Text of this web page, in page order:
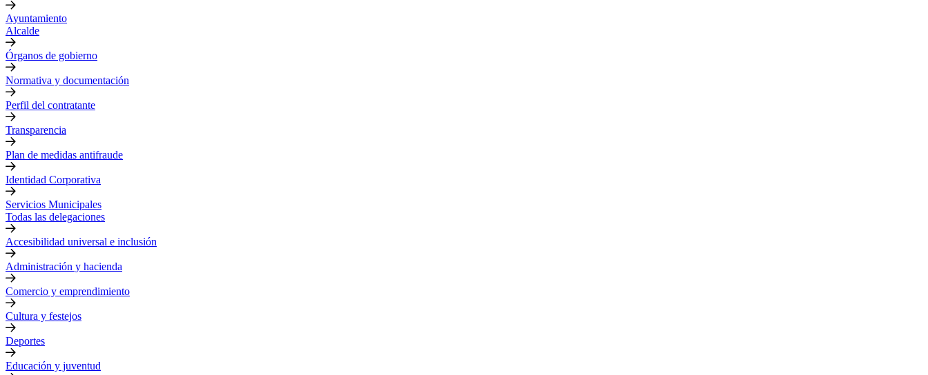
Ayuntamiento
Alcalde
Órganos de gobierno
Normativa y documentación
Perfil del contratante
Transparencia
Plan de medidas antifraude
Identidad Corporativa
Servicios Municipales
Todas las delegaciones
Accesibilidad universal e inclusión
Administración y hacienda
Comercio y emprendimiento
Cultura y festejos
Deportes
Educación y juventud